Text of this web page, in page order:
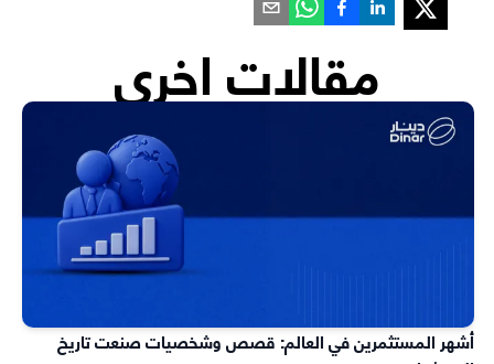
مقالات اخرى
أشهر المستثمرين في العالم: قصص وشخصيات صنعت تاريخ